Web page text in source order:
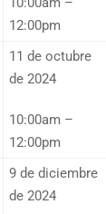
12:00pm
11 de octubre
de 2024
10:00am –
12:00pm
9 de diciembre
de 2024